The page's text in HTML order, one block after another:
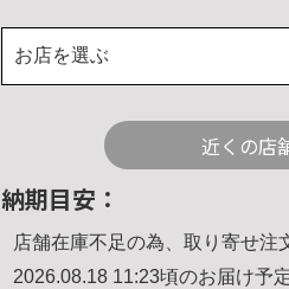
お店を選ぶ
近くの店
納期目安：
店舗在庫不足の為、取り寄せ注
2026.08.18 11:23頃のお届け予定